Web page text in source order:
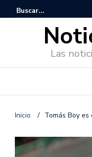
Las
Inicio / Tomás Boy es